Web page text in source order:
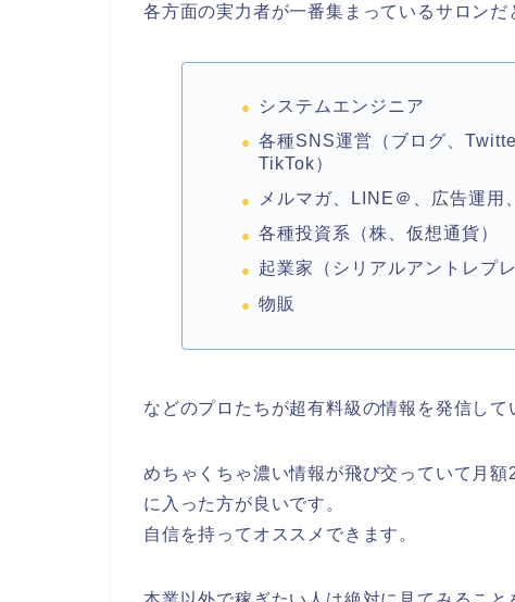
各方面の実力者が一番集まっているサロンだ
システムエンジニア
各種SNS運営（ブログ、
TikTok）
メルマガ、LINE＠、広告運用
各種投資系（株、仮想通貨）
起業家（シリアルアントレプ
物販
などのプロたちが超有料級の情報を発信して
めちゃくちゃ濃い情報が飛び交っていて月
に入った方が良いです。
自信を持ってオススメできます。